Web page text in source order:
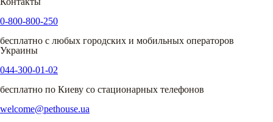
0-800-800-250
бесплатно с любых городских и мобильных операторов
Украины
044-300-01-02
бесплатно по Киеву со стационарных телефонов
welcome@pethouse.ua